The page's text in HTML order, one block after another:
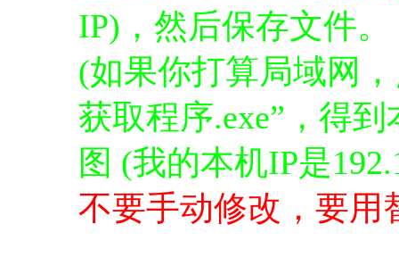
IP)，然后保存文件。
(如果你打算局域网
获取程序.exe”，得
图 (我的本机IP是
不要手动修改，要用